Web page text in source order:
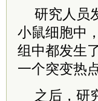
研究人员
小鼠细胞中
组中都发生
一个突变热点
之后，研